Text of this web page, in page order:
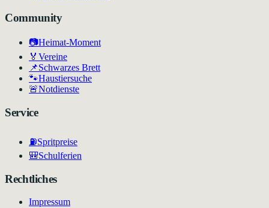
Community
📷Heimat-Moment
🏅 Vereine
📌Schwarzes Brett
🐾Haustiersuche
🚨Notdienste
Service
⛽Spritpreise
🎒Schulferien
Rechtliches
Impressum